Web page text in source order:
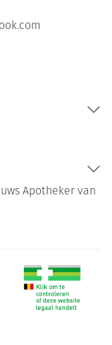
Apotheker van